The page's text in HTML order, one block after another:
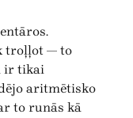
troļļot — to
ir tikai
aritmētisko
to runās kā